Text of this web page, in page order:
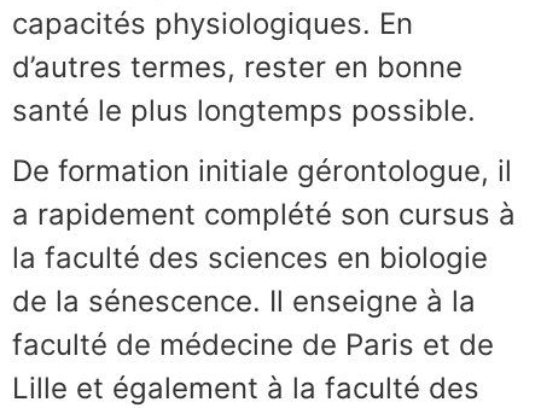
capacités physiologiques. En
d’autres termes, rester en bonne
santé le plus longtemps possible.
De formation initiale gérontologue, il
a rapidement complété son cursus à
la faculté des sciences en biologie
de la sénescence. Il enseigne à la
faculté de médecine de Paris et de
Lille et également à la faculté des